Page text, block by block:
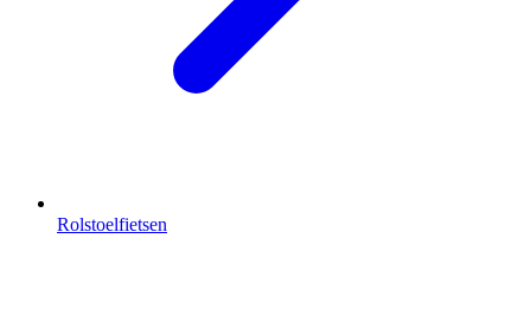
Rolstoelfietsen